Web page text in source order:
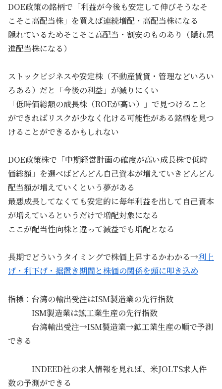
DOE政策の銘柄で「利益が今後も安定して伸びそうなそ
こそこ高配当株」を買えば連続増配・高配当株になる
隠れているためそこそこ高配当・割安のものあり（隠れ累
進配当株になる）
ストックビジネスや安定株（不動産賃貸・管理などいろい
ろある）だと「今後の利益」が減りにくい
「低時価総額の成長株（ROEが高い）」で見つけること
ができればリスクが少なく化ける可能性がある銘柄を見つ
けることができるかもしれない
DOE政策株で「中期経営計画の確度が高い成長株で低時
価総額」を選べばどんどん自己資本が増えていきどんどん
配当額が増えていくという夢がある
最悪成長してなくても安定的に毎年利益を出して自己資本
が増えているというだけで増配対象になる
ここが配当性向株と違って減益でも増配となる
長期でどういうタイミングで株価上昇するかわかる→利上
げ・利下げ・据置き期間と株価の関係を頭に叩き込め
指標：台湾の輸出受注はISM製造業の先行指数
ISM製造業は鉱工業生産の先行指数
台湾輸出受注→ISM製造業→鉱工業生産の順で予測
できる
INDEED社の求人情報を見れば、米JOLTS求人件
数の予測ができる